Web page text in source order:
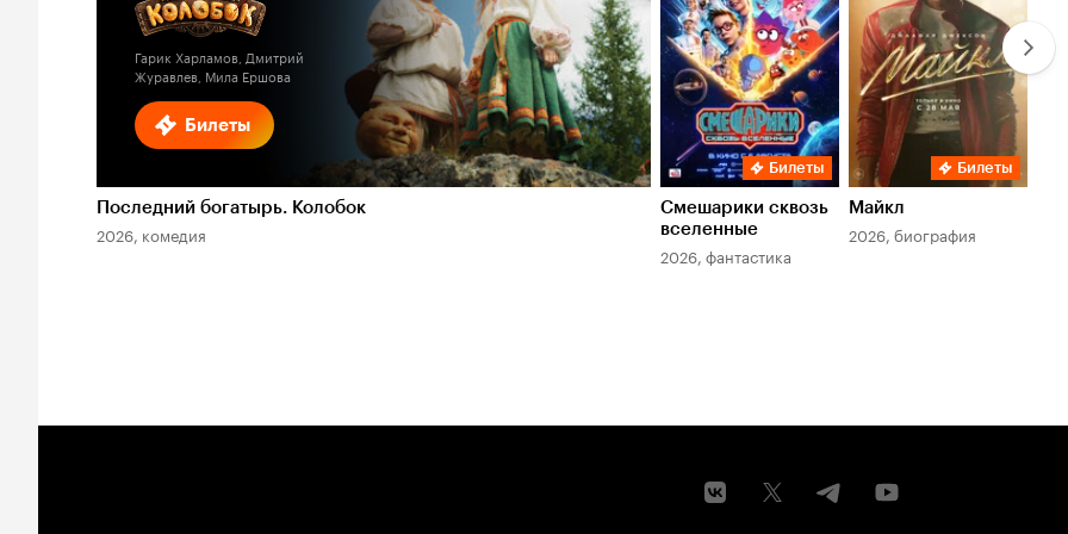
Билеты
Гарик Харламов, Дмитрий
Журавлев, Мила Ершова
Последний богатырь. Колобок
2026, комедия
Билеты
Смешарики сквозь
вселенные
2026, фантастика
Билеты
Майкл
2026, биография